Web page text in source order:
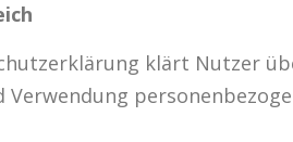
klärt Nutzer
Verwendung